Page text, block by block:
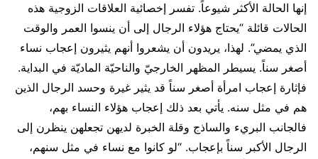
إنها الحالة الأكثر شيوعاً. تفسر إخصائية العلاقات الزوجية هذه
الحالات قائلة “يحتاج هؤلاء الرجال إلى أن ينسوا العمر والوقت
الذي يمضي”. لهذا، يريدون أن يشعروا أنهم يثيرون إعجاب نساء
أصغر سناً. يسيطر المظهر الخارجيّ والناحيّة الماديّة في البداية.
فإثارة إعجاب امرأة أصغر سناً قد يثير غيرة وحسد الرجال الذين
هم في مثل سنه. يأتي بعد ذلك إعجاب هؤلاء النساء بهم،
فالجانب البريء والساذج وقلة الخبرة لديهن تجعلهن ينظرن إلى
الرجال الأكبر سناً بإعجاب. “لو كانوا مع نساء في مثل سنهم،